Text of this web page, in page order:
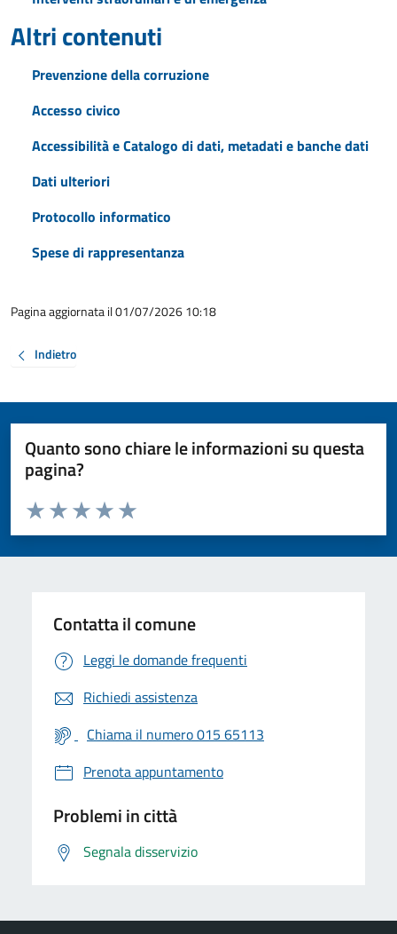
Altri contenuti
Prevenzione della corruzione
Accesso civico
Accessibilità e Catalogo di dati, metadati e banche dati
Dati ulteriori
Protocollo informatico
Spese di rappresentanza
Pagina aggiornata il 01/07/2026 10:18
Indietro
Quanto sono chiare le informazioni su questa
pagina?
Valuta da 1 a 5 stelle la pagina
Valuta 5 stelle su 5
Valuta 4 stelle su 5
Valuta 3 stelle su 5
Valuta 2 stelle su 5
Valuta 1 stelle su 5
Contatta il comune
Leggi le domande frequenti
Richiedi assistenza
Chiama il numero 015 65113
Prenota appuntamento
Problemi in città
Segnala disservizio